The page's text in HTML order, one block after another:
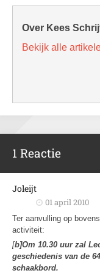
Over Kees
Bekijk alle
1 Reactie
Joleijt
01 april 2010
Ter aanvulling op
activiteit:
[b]Om 10.30 uur zal
geschiedenis van de
schaakbord.